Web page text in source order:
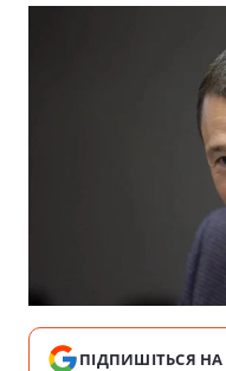
ПІДПИШІТЬСЯ НА